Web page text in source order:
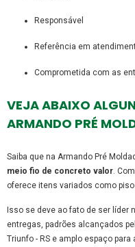
responsável
referência em
comprometida com as
VEJA ABAIXO
ARMANDO PRÉ
Saiba que na Armando Pré
meio fio de concreto valor .
oferece itens variados como
Isso se deve ao fato de ser líder
entregas, padrões alcançados
Triunfo - RS e amplo espaço